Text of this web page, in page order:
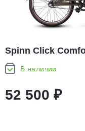
Spinn Click
В наличии
52 500 ₽